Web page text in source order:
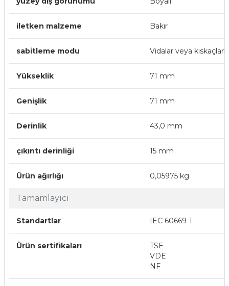
Tamamlayıcı
iletken malzeme Bakır
sabitleme modu Vidalar veya
Yükseklik 71 mm
Genişlik 71 mm
Derinlik 43,0 mm
çıkıntı derinliği 15 mm
Ürün ağırlığı 0,05975 kg
Standartlar IEC 60669-1
Ürün sertifikaları
TSE
VDE
NF